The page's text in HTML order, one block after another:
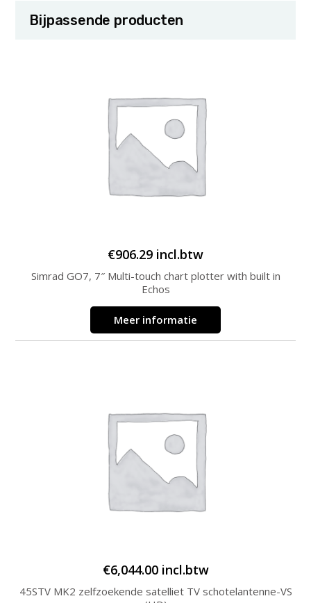
Bijpassende producten
€906.29 incl.btw
Simrad GO7, 7″ Multi-touch chart plotter with built in
Echos
Meer informatie
€6,044.00 incl.btw
45STV MK2 zelfzoekende satelliet TV schotelantenne-VS